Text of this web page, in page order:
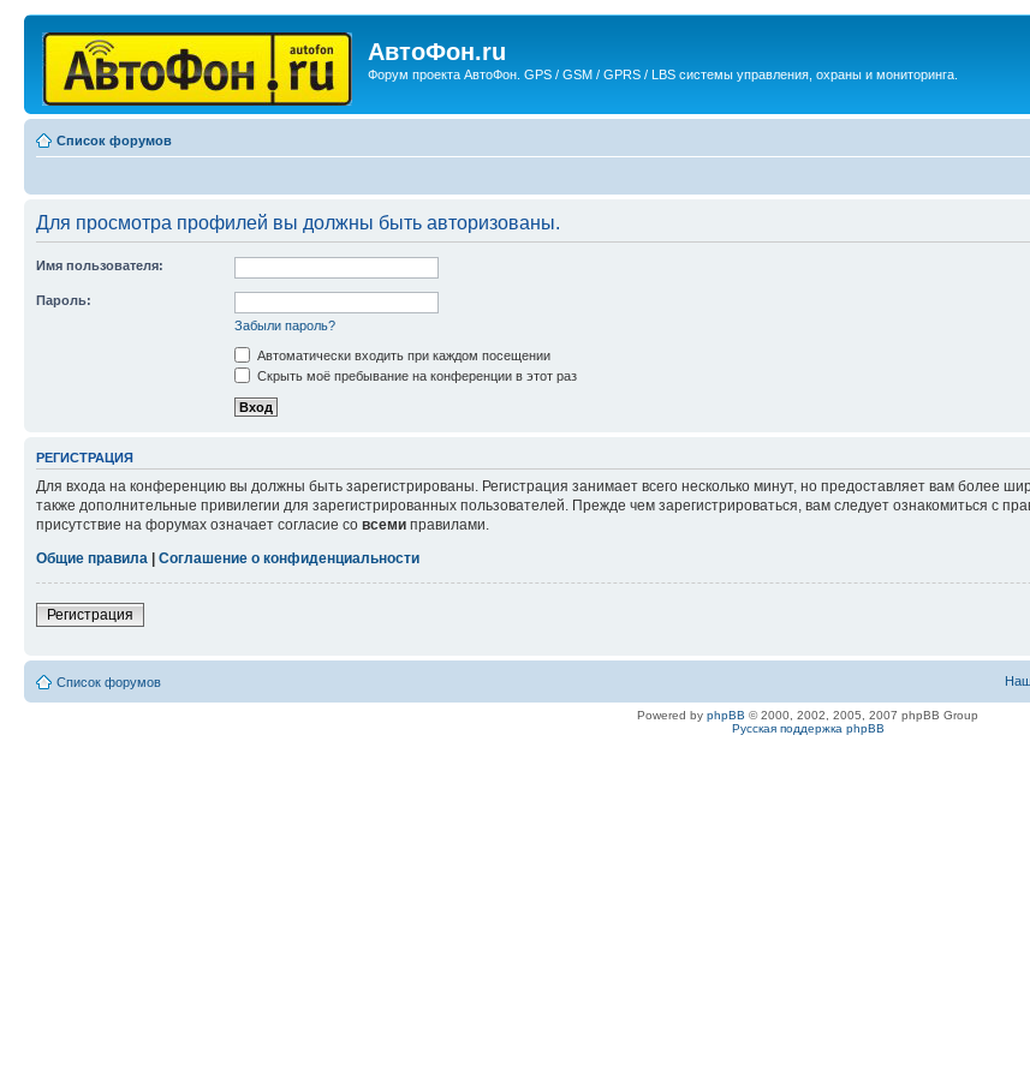
АвтоФон.ru
Форум проекта АвтоФон. GPS / GSM / GPRS / LBS системы управления, охраны и мониторинга.
Список форумов
Для просмотра профилей вы должны быть авторизованы.
Имя пользователя:
Пароль:
Забыли пароль?
Автоматически входить при каждом посещении
Скрыть моё пребывание на конференции в этот раз
РЕГИСТРАЦИЯ
Для входа на конференцию вы должны быть зарегистрированы. Регистрация занимает всего несколько минут, но предоставляет вам более
также дополнительные привилегии для зарегистрированных пользователей. Прежде чем зарегистрироваться, вам следует ознакомиться с
присутствие на форумах означает согласие со всеми правилами.
Общие правила | Соглашение о конфиденциальности
Регистрация
Список форумов
Powered by phpBB © 2000, 2002, 2005, 2007 phpBB Group
Русская поддержка phpBB